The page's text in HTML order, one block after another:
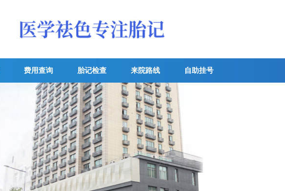
费用查询 胎记检查 来院路线 自助挂号